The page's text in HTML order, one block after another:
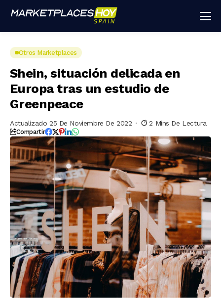
Otros Marketplaces
Shein, situación delicada en
Europa tras un estudio de
Greenpeace
Actualizado 25 De Noviembre De 2022 2 Mins De Lectura
Compartir